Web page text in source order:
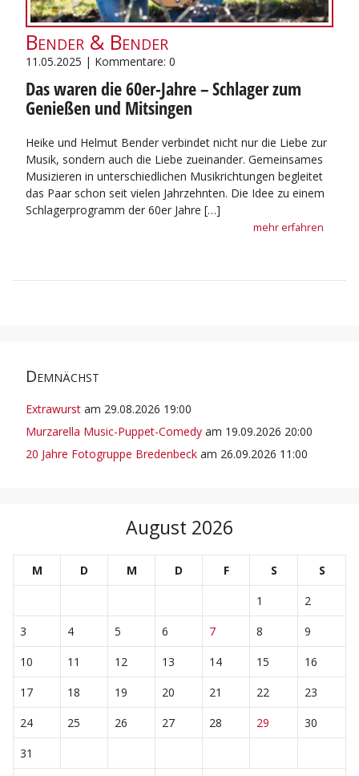
Bender & Bender
11.05.2025 | Kommentare: 0
Das waren die 60er-Jahre – Schlager zum
Genießen und Mitsingen
Heike und Helmut Bender verbindet nicht nur die Liebe zur
Musik, sondern auch die Liebe zueinander. Gemeinsames
Musizieren in unterschiedlichen Musikrichtungen begleitet
das Paar schon seit vielen Jahrzehnten. Die Idee zu einem
Schlagerprogramm der 60er Jahre […]
mehr erfahren
Demnächst
Extrawurst am 29.08.2026 19:00
Murzarella Music-Puppet-Comedy am 19.09.2026 20:00
20 Jahre Fotogruppe Bredenbeck am 26.09.2026 11:00
August 2026
M D M D F S
S
1
2
3
4 5 6 7 8
9
10
11 12 13 14 15
16
17
18 19 20 21 22
23
24
25 26 27 28 29
30
31